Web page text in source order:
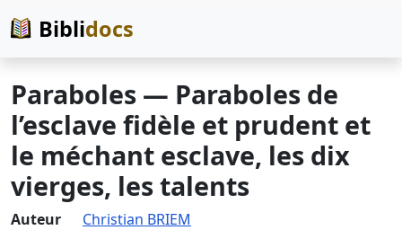
Biblidocs
Paraboles — Paraboles de
l’esclave fidèle et prudent et
le méchant esclave, les dix
vierges, les talents
Auteur
Christian BRIEM